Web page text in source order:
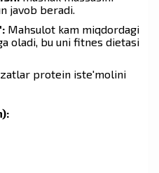
javob beradi.
Mahsulot kam miqdordagi
oladi, bu uni fitnes dietasi
protein iste'molini